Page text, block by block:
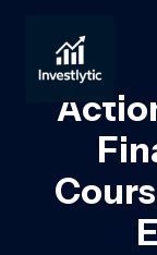
contenu